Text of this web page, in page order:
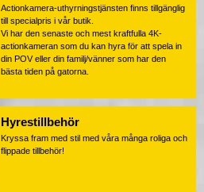
Actionkamera-uthyrningstjänsten finns tillgänglig
till specialpris i vår butik.
Vi har den senaste och mest kraftfulla 4K-
actionkameran som du kan hyra för att spela in
din POV eller din familj/vänner som har den
bästa tiden på gatorna.
Hyrestillbehör
Kryssa fram med stil med våra många roliga och
flippade tillbehör!